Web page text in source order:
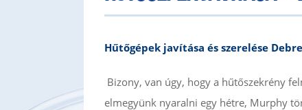
Hűtőgépek javítása és szerelése
Bizony, van úgy, hogy a hűtőszekrény
elmegyünk nyaralni egy hétre, Murphy